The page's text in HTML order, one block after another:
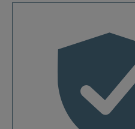
Anschlussart